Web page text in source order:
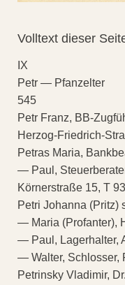
Volltext dieser
IX
Petr — Pfanzelter
545
Petr Franz, BB-
Herzog-Friedrich-
Petras Maria,
— Paul,
Körnerstraße 15, T
Petri Johanna (Pritz)
— Maria (Profanter),
— Paul, Lagerhalter,
— Walter, Schlosser,
Petrinsky Vladimir,